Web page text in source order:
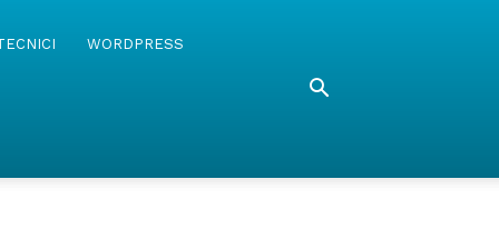
WORDPRESS